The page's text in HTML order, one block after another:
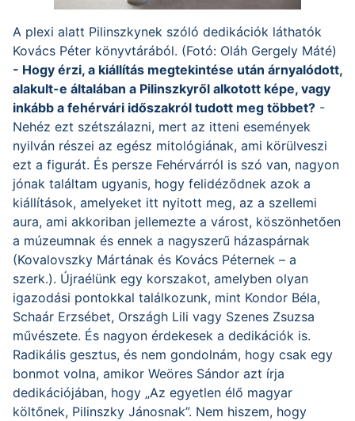
A plexi alatt Pilinszkynek szóló dedikációk láthatók
Kovács Péter könyvtárából. (Fotó: Oláh Gergely Máté)
- Hogy érzi, a kiállítás megtekintése után árnyalódott,
alakult-e általában a Pilinszkyről alkotott képe, vagy
inkább a fehérvári időszakról tudott meg többet? -
Nehéz ezt szétszálazni, mert az itteni események
nyilván részei az egész mitológiának, ami körülveszi
ezt a figurát. És persze Fehérvárról is szó van, nagyon
jónak találtam ugyanis, hogy felidéződnek azok a
kiállítások, amelyeket itt nyitott meg, az a szellemi
aura, ami akkoriban jellemezte a várost, köszönhetően
a múzeumnak és ennek a nagyszerű házaspárnak
(Kovalovszky Mártának és Kovács Péternek – a
szerk.). Újraélünk egy korszakot, amelyben olyan
igazodási pontokkal találkozunk, mint Kondor Béla,
Schaár Erzsébet, Országh Lili vagy Szenes Zsuzsa
művészete. És nagyon érdekesek a dedikációk is.
Radikális gesztus, és nem gondolnám, hogy csak egy
bonmot volna, amikor Weöres Sándor azt írja
dedikációjában, hogy „Az egyetlen élő magyar
költőnek, Pilinszky Jánosnak”. Nem hiszem, hogy